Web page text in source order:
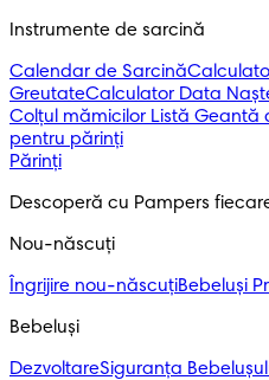
Instrumente de sarcină
Calendar de Sarcină
GreutateCalculator Data
Colțul mămicilor Listă Geantă
pentru părinți
Părinți
Descoperă cu Pampers
Nou-născuți
Îngrijire nou-născuțiBebeluși
Bebeluși
DezvoltareSiguranța